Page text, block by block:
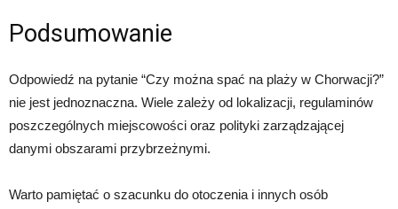
Podsumowanie
Odpowiedź na pytanie “Czy można spać na plaży w Chorwacji?”
nie jest jednoznaczna. Wiele zależy od lokalizacji, regulaminów
poszczególnych miejscowości oraz polityki zarządzającej
danymi obszarami przybrzeżnymi.
Warto pamiętać o szacunku do otoczenia i innych osób